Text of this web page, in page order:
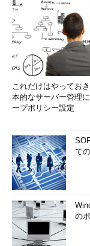
これだけはやってお
本的なサーバー管理
ープポリシー設定
て
の